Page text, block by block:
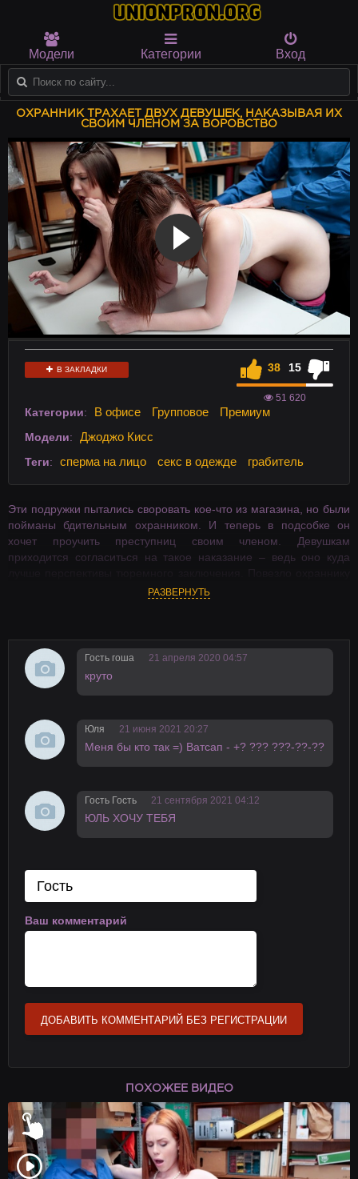
Модели Категории Вход
ОХРАННИК ТРАХАЕТ ДВУХ ДЕВУШЕК, НАКАЗЫВАЯ ИХ
СВОИМ ЧЛЕНОМ ЗА ВОРОВСТВО
В ЗАКЛАДКИ 38 15
51 620
Категории: В офисе Групповое Премиум
Модели: Джоджо Кисс
Теги: сперма на лицо секс в одежде грабитель
Эти подружки пытались своровать кое-что из магазина, но были
пойманы бдительным охранником. И теперь в подсобке он
хочет проучить преступниц своим членом. Девушкам
приходится согласиться на такое наказание – ведь оно куда
РАЗВЕРНУТЬ
Гость гоша 21 апреля 2020 04:57
круто
Юля 21 июня 2021 20:27
Меня бы ктo тaк =) Ватсaп - +? ??? ???-??-??
Гость Гость 21 сентября 2021 04:12
ЮЛЬ ХОЧУ ТЕБЯ
Ваш комментарий
ДОБАВИТЬ КОММЕНТАРИЙ БЕЗ РЕГИСТРАЦИИ
ПОХОЖЕЕ ВИДЕО